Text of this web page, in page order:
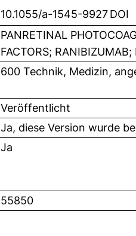
10.1055/a-1545-9927DOI
PANRETINAL
FACTORS;
600 Technik, Medizin,
Veröffentlicht
Ja, diese Version wurde
Ja
55850